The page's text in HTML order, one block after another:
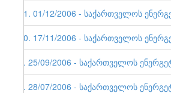
11. 01/12/2006 - საქართველოს
10. 17/11/2006 - საქართველოს
9. 25/09/2006 - საქართველოს
8. 28/07/2006 - საქართველოს